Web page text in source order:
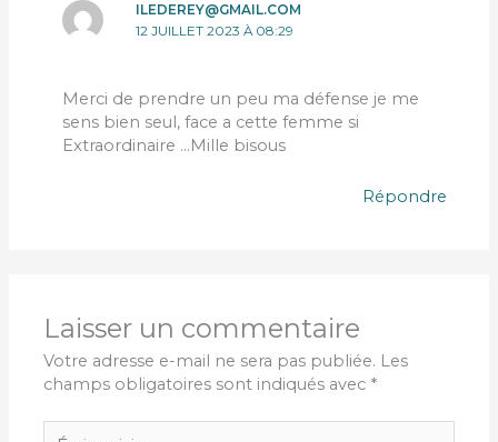
ILEDEREY@GMAIL.COM
12 JUILLET 2023 À 08:29
Merci de prendre un peu ma défense je me
sens bien seul, face a cette femme si
Extraordinaire …Mille bisous
Répondre
Laisser un commentaire
Votre adresse e-mail ne sera pas publiée. Les
champs obligatoires sont indiqués avec *
Écrivez